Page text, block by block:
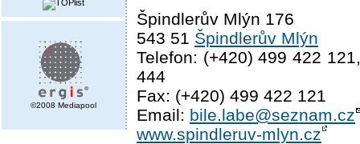
©2008 Mediapool
Špindlerův Mlýn 176
543 51 Špindlerův Mlýn
Telefon: (+420) 499 422
444
Fax: (+420) 499 422 121
Email: bile.labe@seznam.cz
www.spindleruv-mlyn.cz